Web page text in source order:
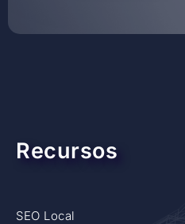
Recursos
SEO Local